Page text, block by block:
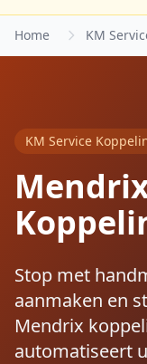
Home KM
KM Service
Stop met
aanmaken en
Mendrix
automatiseert